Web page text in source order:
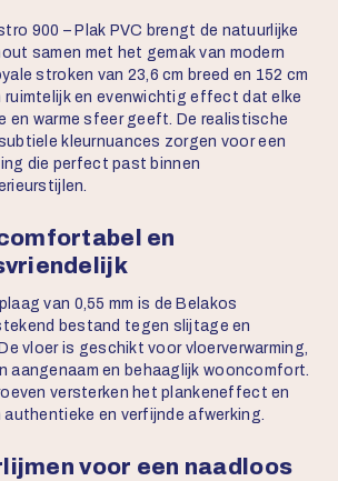
900 – Plak PVC brengt de natuurlijke
samen met het gemak van modern
stroken van 23,6 cm breed en 152 cm
en evenwichtig effect dat elke
en warme sfeer geeft. De realistische
kleurnuances zorgen voor een
die perfect past binnen
en
van 0,55 mm is de Belakos
bestand tegen slijtage en
vloer is geschikt voor vloerverwarming,
aangenaam en behaaglijk wooncomfort.
versterken het plankeneffect en
authentieke en verfijnde afwerking.
voor een naadloos